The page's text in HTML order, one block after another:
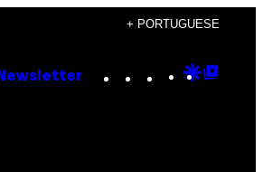
+ PORTUGUESE
Instagram
TikTok
YouTube
Google